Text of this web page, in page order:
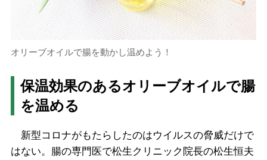
オリーブオイルで腸を動かし温めよう！
保温効果のあるオリーブオイルで腸
を温める
新型コロナがもたらしたのはウイルスの脅威だけで
はない。腸の専門医で松生クリニック院長の松生恒夫